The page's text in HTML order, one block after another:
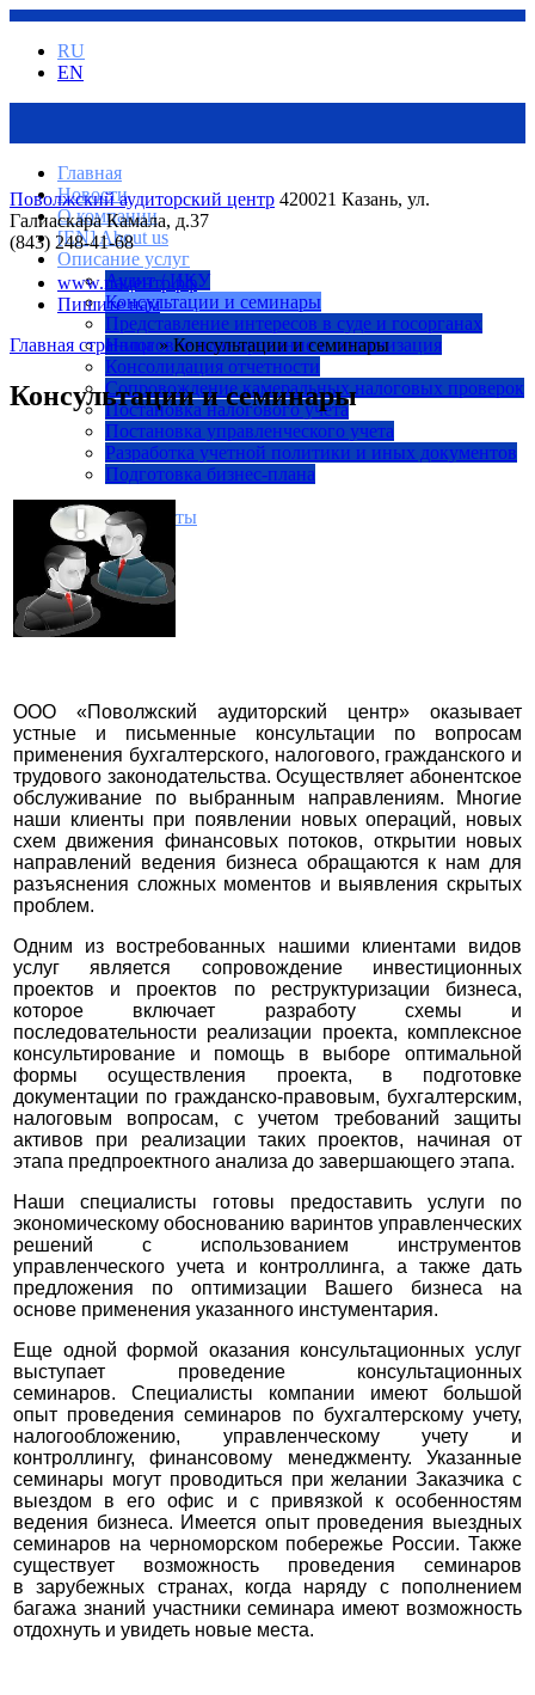
RU
EN
Главная
Новости
О компании
[EN] About us
Описание услуг
Аудит / ИКУ
Консультации и семинары
Представление интересов в суде и госорганах
Налоговое планирование и оптимизация
Консолидация отчетности
Сопровождение камеральных налоговых проверок
Постановка налогового учета
Постановка управленческого учета
Разработка учетной политики и иных документов
Подготовка бизнес-плана
Наши реквизиты
Статьи о нас
Фотогалерея
Контакты
Вакансии
Поволжский аудиторский центр 420021 Казань, ул.
Галиаскара Камала, д.37
(843) 248-41-68
www.пацентр.рф
Пишите нам
Главная страница» Консультации и семинары
Консультации и семинары
ООО «Поволжский аудиторский центр» оказывает
устные и письменные консультации по вопросам
применения бухгалтерского, налогового, гражданского и
трудового законодательства. Осуществляет абонентское
обслуживание по выбранным направлениям. Многие
наши клиенты при появлении новых операций, новых
схем движения финансовых потоков, открытии новых
направлений ведения бизнеса обращаются к нам для
разъяснения сложных моментов и выявления скрытых
проблем.
Одним из востребованных нашими клиентами видов
услуг является сопровождение инвестиционных
проектов и проектов по реструктуризации бизнеса,
которое включает разработу схемы и
последовательности реализации проекта, комплексное
консультирование и помощь в выборе оптимальной
формы осуществления проекта, в подготовке
документации по гражданско-правовым, бухгалтерским,
налоговым вопросам, с учетом требований защиты
активов при реализации таких проектов, начиная от
этапа предпроектного анализа до завершающего этапа.
Наши специалисты готовы предоставить услуги по
экономическому обоснованию варинтов управленческих
решений с использованием инструментов
управленческого учета и контроллинга, а также дать
предложения по оптимизации Вашего бизнеса на
основе применения указанного инстументария.
Еще одной формой оказания консультационных услуг
выступает проведение консультационных
семинаров. Специалисты компании имеют большой
опыт проведения семинаров по бухгалтерскому учету,
налогообложению, управленческому учету и
контроллингу, финансовому менеджменту. Указанные
семинары могут проводиться при желании Заказчика с
выездом в его офис и с привязкой к особенностям
ведения бизнеса. Имеется опыт проведения выездных
семинаров на черноморском побережье России. Также
существует возможность проведения семинаров
в зарубежных странах, когда наряду с пополнением
багажа знаний участники семинара имеют возможность
отдохнуть и увидеть новые места.